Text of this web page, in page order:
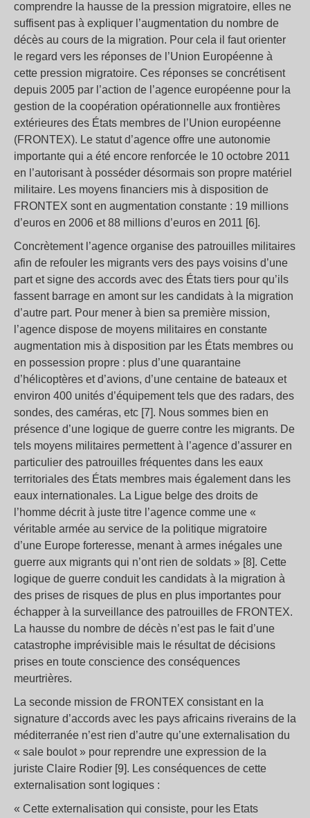
comprendre la hausse de la pression migratoire, elles ne
suffisent pas à expliquer l’augmentation du nombre de
décès au cours de la migration. Pour cela il faut orienter
le regard vers les réponses de l’Union Européenne à
cette pression migratoire. Ces réponses se concrétisent
depuis 2005 par l’action de l’agence européenne pour la
gestion de la coopération opérationnelle aux frontières
extérieures des États membres de l’Union européenne
(FRONTEX). Le statut d’agence offre une autonomie
importante qui a été encore renforcée le 10 octobre 2011
en l’autorisant à posséder désormais son propre matériel
militaire. Les moyens financiers mis à disposition de
FRONTEX sont en augmentation constante : 19 millions
d’euros en 2006 et 88 millions d’euros en 2011 [6].
Concrètement l’agence organise des patrouilles militaires
afin de refouler les migrants vers des pays voisins d’une
part et signe des accords avec des États tiers pour qu’ils
fassent barrage en amont sur les candidats à la migration
d’autre part. Pour mener à bien sa première mission,
l’agence dispose de moyens militaires en constante
augmentation mis à disposition par les États membres ou
en possession propre : plus d’une quarantaine
d’hélicoptères et d’avions, d’une centaine de bateaux et
environ 400 unités d’équipement tels que des radars, des
sondes, des caméras, etc [7]. Nous sommes bien en
présence d’une logique de guerre contre les migrants. De
tels moyens militaires permettent à l’agence d’assurer en
particulier des patrouilles fréquentes dans les eaux
territoriales des États membres mais également dans les
eaux internationales. La Ligue belge des droits de
l’homme décrit à juste titre l’agence comme une «
véritable armée au service de la politique migratoire
d’une Europe forteresse, menant à armes inégales une
guerre aux migrants qui n’ont rien de soldats » [8]. Cette
logique de guerre conduit les candidats à la migration à
des prises de risques de plus en plus importantes pour
échapper à la surveillance des patrouilles de FRONTEX.
La hausse du nombre de décès n’est pas le fait d’une
catastrophe imprévisible mais le résultat de décisions
prises en toute conscience des conséquences
meurtrières.
La seconde mission de FRONTEX consistant en la
signature d’accords avec les pays africains riverains de la
méditerranée n’est rien d’autre qu’une externalisation du
« sale boulot » pour reprendre une expression de la
juriste Claire Rodier [9]. Les conséquences de cette
externalisation sont logiques :
« Cette externalisation qui consiste, pour les Etats